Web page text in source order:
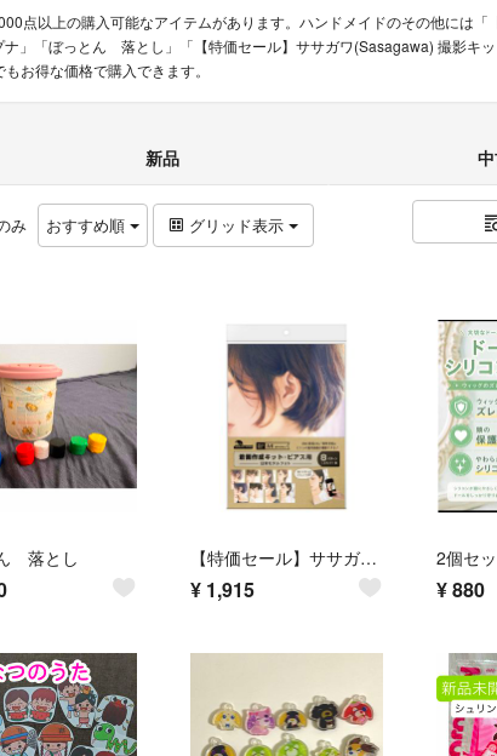
点以上の購入可能なアイテムがあります。ハンドメイドのその他には「
」「ぼっとん 落とし」「【特価セール】ササガワ(Sasagawa) 撮影キ
お得な価格で購入できます。
新品
み おすすめ順 グリッド表示
落とし 【特価セール】ササガワ(Sasagawa) 撮影キット オリジナルワークス 着画
¥ 1,915 ¥880